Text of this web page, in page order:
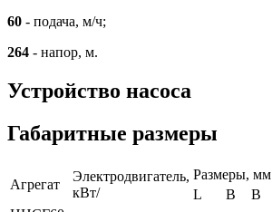
60 - подача, м/ч;
264 - напор, м.
Устройство насоса
Габаритные размеры
Агрегат
Электродвигатель,
кВт/
Размеры, мм
L
B B